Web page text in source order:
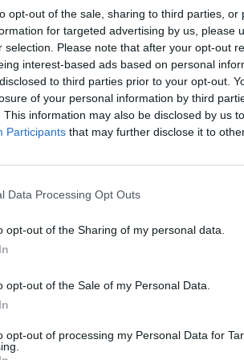
opt-out of the sale, sharing to third parties,
for targeted advertising by us, please
selection. Please note that after your opt-out
interest-based ads based on personal
to third parties prior to your opt-out.
of your personal information by third
This information may also be disclosed by us
Participants that may further disclose it to
Data Processing Opt Outs
opt-out of the Sharing of my personal data.
opt-out of the Sale of my Personal Data.
opt-out of processing my Personal Data for
päättyneellä kaudella loistanut
ole vielä selvillä.
haussa ensisijaisesti Ruotsin
takaisin Pohjois-Amerikkaan ja
AHL:ssäkin.
Mainos: